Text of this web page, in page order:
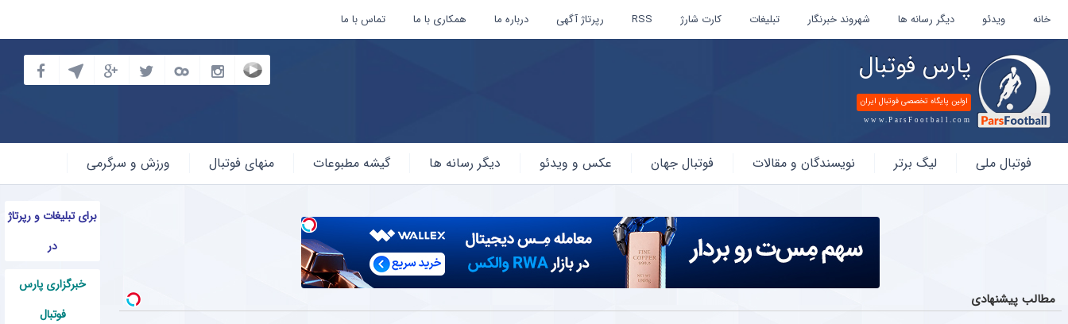
خانه ویدئو دیگر رسانه ها شهروند خبرنگار تبلیغات کارت شارژ RSS رپرتاژ آگهی درباره ما همکاری با ما تماس با ما
پارس فوتبال
اولین پایگاه تخصصی فوتبال ایران
www.ParsFootball.com
فوتبال
فوتبال ملی لیگ برتر نویسندگان و مقالات فوتبال جهان عکس و ویدئو دیگر رسانه ها گیشه مطبوعات منهای فوتبال ورزش و سرگرمی
برای تبلیغات و رپرتاژ
در
خبرگزاری پارس
فوتبال
مطالب پیشنهادی